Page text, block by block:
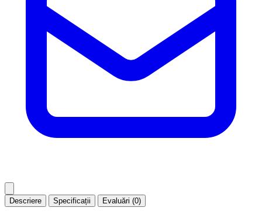
Descriere Specificații Evaluări (0)